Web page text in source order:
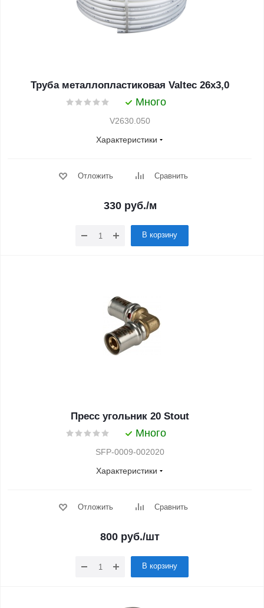
Труба металлопластиковая Valtec 26х3,0
Много
V2630.050
Характеристики
Отложить Сравнить
330руб./м
В корзину
Пресс угольник 20 Stout
Много
SFP-0009-002020
Характеристики
Отложить Сравнить
800 руб./шт
В корзину